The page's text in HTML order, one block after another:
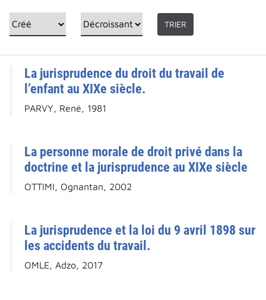
TRIER
La jurisprudence du droit du travail de
l’enfant au XIXe siècle.
PARVY, René, 1981
La personne morale de droit privé dans la
doctrine et la jurisprudence au XIXe siècle
OTTIMI, Ognantan, 2002
La jurisprudence et la loi du 9 avril 1898 sur
les accidents du travail.
OMLE, Adzo, 2017